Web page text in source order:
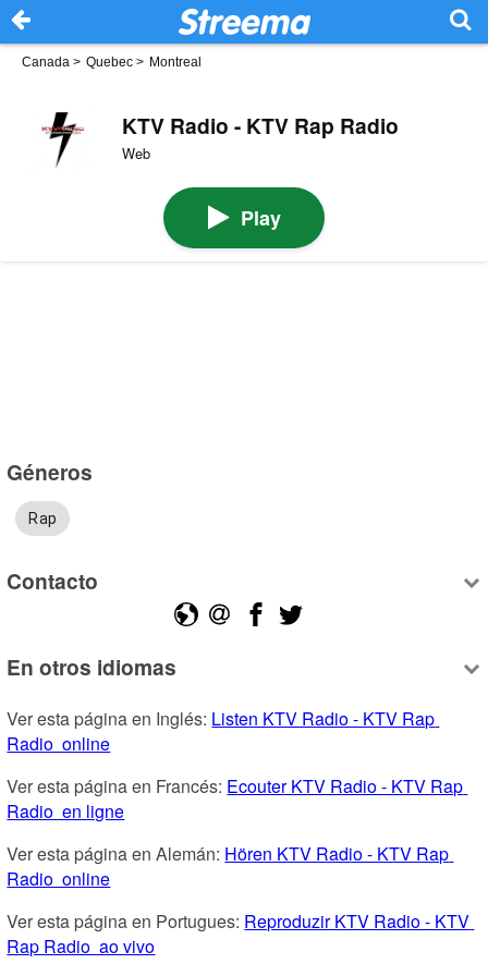
Canada > Quebec > Montreal
KTV Radio - KTV Rap Radio
Web
Play
Géneros
Rap
Contacto
En otros idiomas
Ver esta página en Inglés: Listen KTV Radio - KTV Rap
Radio  online
Ver esta página en Francés: Ecouter KTV Radio - KTV Rap
Radio  en ligne
Ver esta página en Alemán: Hören KTV Radio - KTV Rap
Radio  online
Ver esta página en Portugues: Reproduzir KTV Radio - KTV
Rap Radio  ao vivo